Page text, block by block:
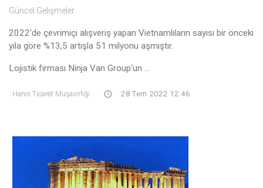
Güncel Gelişmeler
2022'de çevrimiçi alışveriş yapan Vietnamlıların sayısı bir önceki
yıla göre %13,5 artışla 51 milyonu aşmıştır.
Lojistik firması Ninja Van Group'un ...
Hanoi Ticaret Müşavirliği 28 Tem 2022 12:46